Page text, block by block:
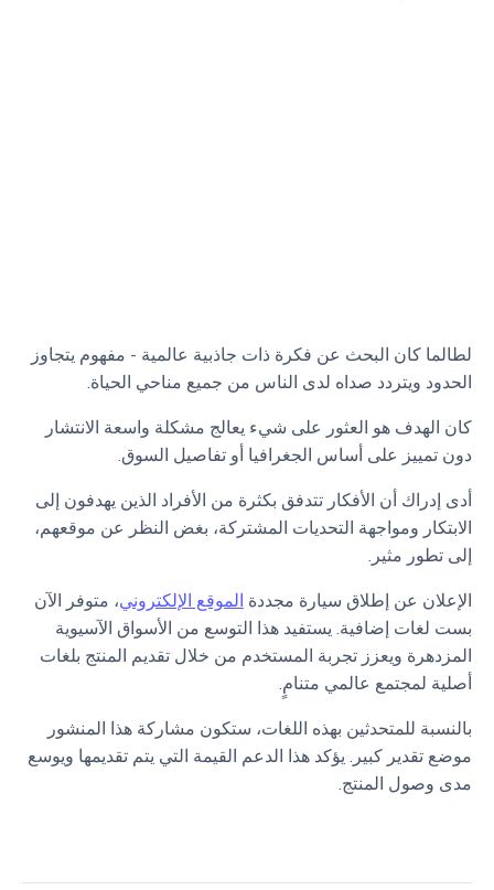
لطالما كان البحث عن فكرة ذات جاذبية عالمية - مفهوم يتجاوز
الحدود ويتردد صداه لدى الناس من جميع مناحي الحياة.
كان الهدف هو العثور على شيء يعالج مشكلة واسعة الانتشار
دون تمييز على أساس الجغرافيا أو تفاصيل السوق.
أدى إدراك أن الأفكار تتدفق بكثرة من الأفراد الذين يهدفون إلى
الابتكار ومواجهة التحديات المشتركة، بغض النظر عن موقعهم،
إلى تطور مثير.
الإعلان عن إطلاق سيارة مجددة الموقع الإلكتروني، متوفر الآن
بست لغات إضافية. يستفيد هذا التوسع من الأسواق الآسيوية
المزدهرة ويعزز تجربة المستخدم من خلال تقديم المنتج بلغات
أصلية لمجتمع عالمي متنامٍ.
بالنسبة للمتحدثين بهذه اللغات، ستكون مشاركة هذا المنشور
موضع تقدير كبير. يؤكد هذا الدعم القيمة التي يتم تقديمها ويوسع
مدى وصول المنتج.